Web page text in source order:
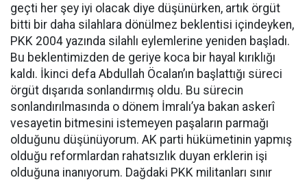
geçti her şey iyi olacak diye düşünürken, artık örgüt
bitti bir daha silahlara dönülmez beklentisi içindeyken,
PKK 2004 yazında silahlı eylemlerine yeniden başladı.
Bu beklentimizden de geriye koca bir hayal kırıklığı
kaldı. İkinci defa Abdullah Öcalan’ın başlattığı süreci
örgüt dışarıda sonlandırmış oldu. Bu sürecin
sonlandırılmasında o dönem İmralı’ya bakan askerî
vesayetin bitmesini istemeyen paşaların parmağı
olduğunu düşünüyorum. AK parti hükümetinin yapmış
olduğu reformlardan rahatsızlık duyan erklerin işi
olduğuna inanıyorum. Dağdaki PKK militanları sınır